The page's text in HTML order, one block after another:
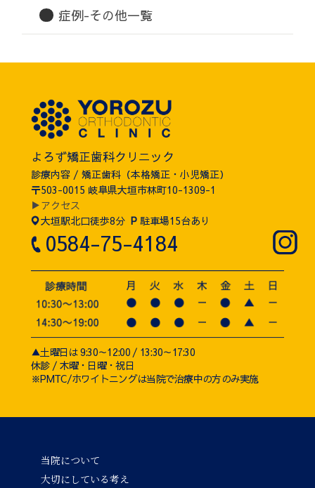
症例-その他一覧
よろず矯正歯科クリニック
診療内容 / 矯正歯科（本格矯正・小児矯正）
〒503-0015 岐阜県大垣市林町10-1309-1
▶アクセス
大垣駅北口徒歩8分 P 駐車場15台あり
0584-75-4184
▲土曜日は 9:30～12:00 / 13:30～17:30
休診 / 木曜・日曜・祝日
※PMTC/ホワイトニングは当院で治療中の方のみ実施
当院について
大切にしている考え